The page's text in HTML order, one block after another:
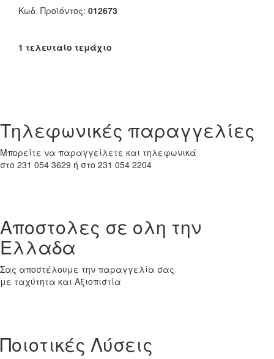
Κωδ. Προϊόντος: 012673
1 τελευταίο τεμάχιο
Tηλεφωνικές παραγγελίες
Μπορείτε να παραγγείλετε και τηλεφωνικά
στο 231 054 3629 ή στο 231 054 2204
Αποστολες σε ολη την
Ελλαδα
Σας αποστέλουμε την παραγγελία σας
με ταχύτητα και Αξιοπιστία
Ποιοτικές Λύσεις